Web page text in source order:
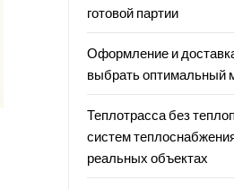
готовой партии
Оформление и
выбрать оптимальный
Теплотрасса без
систем
реальных объектах